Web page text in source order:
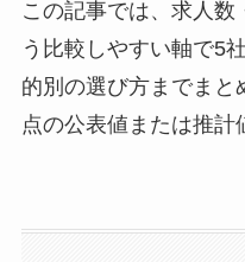
この記事では、求人
う比較しやすい軸で5
的別の選び方までまと
点の公表値または推計